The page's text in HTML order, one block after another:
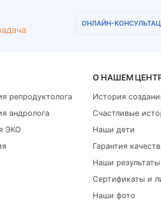
ОНЛАЙН-
репродуктолога
андролога
ЭКО
О НАШЕМ
История
Счастливые
Наши дети
Гарантия
Наши результаты
Сертификаты и
Наши фото